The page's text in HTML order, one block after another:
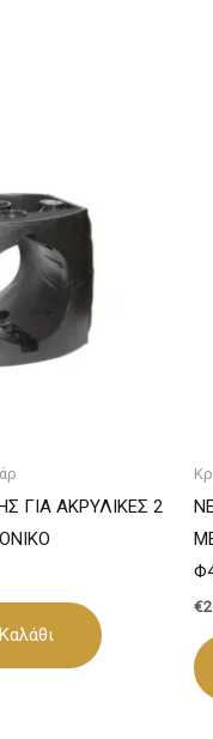
ΓΙΑ ΑΚΡΥΛΙΚΕΣ 2
€